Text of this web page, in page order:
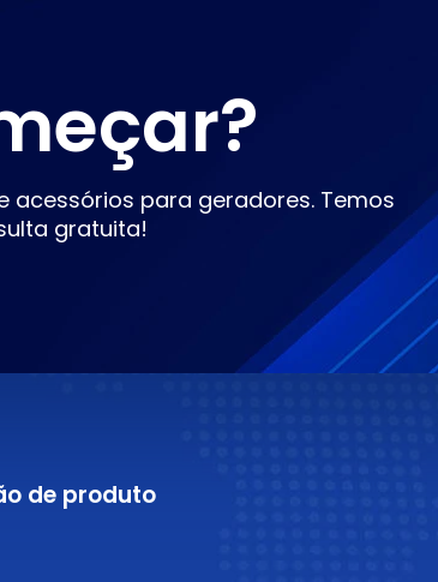
acessórios para geradores. Temos
gratuita!
de produto